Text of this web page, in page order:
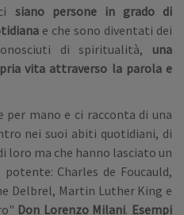
siano persone in grado di
e che sono diventati dei
di spiritualità, una
vita attraverso la parola e
mano e ci racconta di una
nei suoi abiti quotidiani, di
loro ma che hanno lasciato un
Charles de Foucauld,
Delbrel, Martin Luther King e
Don Lorenzo Milani. Esempi